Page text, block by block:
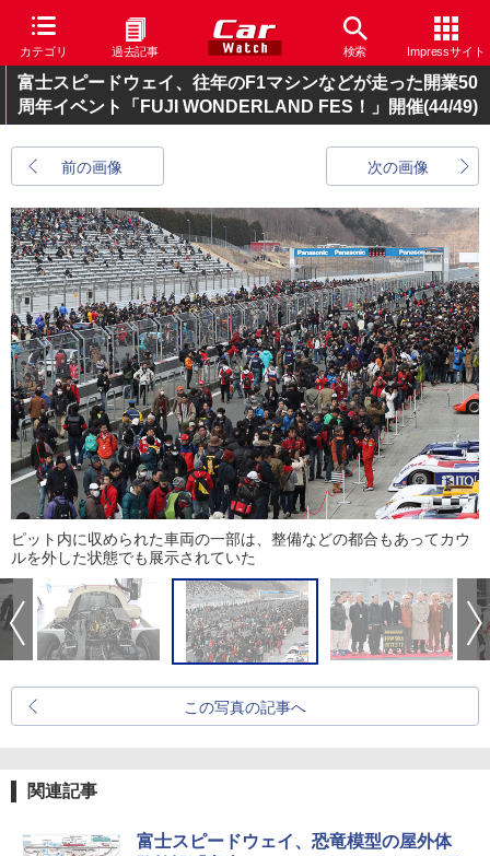
カテゴリ 過去記事 検索 Impressサイト
富士スピードウェイ、往年のF1マシンなどが走った開業50
周年イベント「FUJI WONDERLAND FES！」開催(44/49)
前の画像 次の画像
ピット内に収められた車両の一部は、整備などの都合もあってカウ
ルを外した状態でも展示されていた
この写真の記事へ
関連記事
富士スピードウェイ、恐竜模型の屋外体